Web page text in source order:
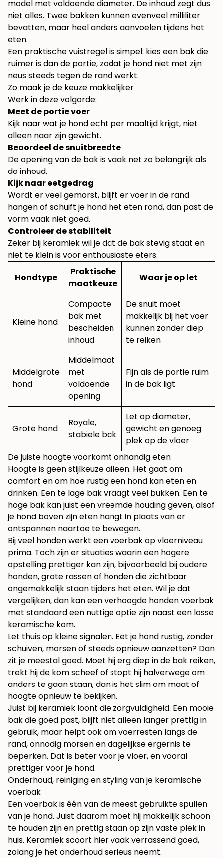
model met voldoende diameter. De inhoud zegt dus
niet alles. Twee bakken kunnen evenveel milliliter
bevatten, maar heel anders aanvoelen tijdens het
eten.
Een praktische vuistregel is simpel: kies een bak die
ruimer is dan de portie, zodat je hond niet met zijn
neus steeds tegen de rand werkt.
Zo maak je de keuze makkelijker
Werk in deze volgorde:
Meet de portie voer
Kijk naar wat je hond echt per maaltijd krijgt, niet
alleen naar zijn gewicht.
Beoordeel de snuitbreedte
De opening van de bak is vaak net zo belangrijk als
de inhoud.
Kijk naar eetgedrag
Wordt er veel gemorst, blijft er voer in de rand
hangen of schuift je hond het eten rond, dan past de
vorm vaak niet goed.
Controleer de stabiliteit
Zeker bij keramiek wil je dat de bak stevig staat en
niet te klein is voor enthousiaste eters.
Hondtype
Praktische
maatkeuze
Waar je op let
Kleine hond
Compacte
bak met
bescheiden
inhoud
De snuit moet
makkelijk bij het voer
kunnen zonder diep
te reiken
Middelgrote
hond
Middelmaat
met
voldoende
opening
Fijn als de portie ruim
in de bak ligt
Grote hond
Royale,
stabiele bak
Let op diameter,
gewicht en genoeg
plek op de vloer
De juiste hoogte voorkomt onhandig eten
Hoogte is geen stijlkeuze alleen. Het gaat om
comfort en om hoe rustig een hond kan eten en
drinken. Een te lage bak vraagt veel bukken. Een te
hoge bak kan juist een vreemde houding geven, alsof
je hond boven zijn eten hangt in plaats van er
ontspannen naartoe te bewegen.
Bij veel honden werkt een voerbak op vloerniveau
prima. Toch zijn er situaties waarin een hogere
opstelling prettiger kan zijn, bijvoorbeeld bij oudere
honden, grote rassen of honden die zichtbaar
ongemakkelijk staan tijdens het eten. Wil je dat
vergelijken, dan kan eenverhoogde honden voerbak
met standaardeen nuttige optie zijn naast een losse
keramische kom.
Let thuis op kleine signalen. Eet je hond rustig, zonder
schuiven, morsen of steeds opnieuw aanzetten? Dan
zit je meestal goed. Moet hij erg diep in de bak reiken,
trekt hij de kom scheef of stopt hij halverwege om
anders te gaan staan, dan is het slim om maat of
hoogte opnieuw te bekijken.
Juist bij keramiek loont die zorgvuldigheid. Een mooie
bak die goed past, blijft niet alleen langer prettig in
gebruik, maar helpt ook om voerresten langs de
rand, onnodig morsen en dagelijkse ergernis te
beperken. Dat is beter voor je vloer, en vooral
prettiger voor je hond.
Onderhoud, reiniging en styling van je keramische
voerbak
Een voerbak is één van de meest gebruikte spullen
van je hond. Juist daarom moet hij makkelijk schoon
te houden zijn en prettig staan op zijn vaste plek in
huis. Keramiek scoort hier vaak verrassend goed,
zolang je het onderhoud serieus neemt.